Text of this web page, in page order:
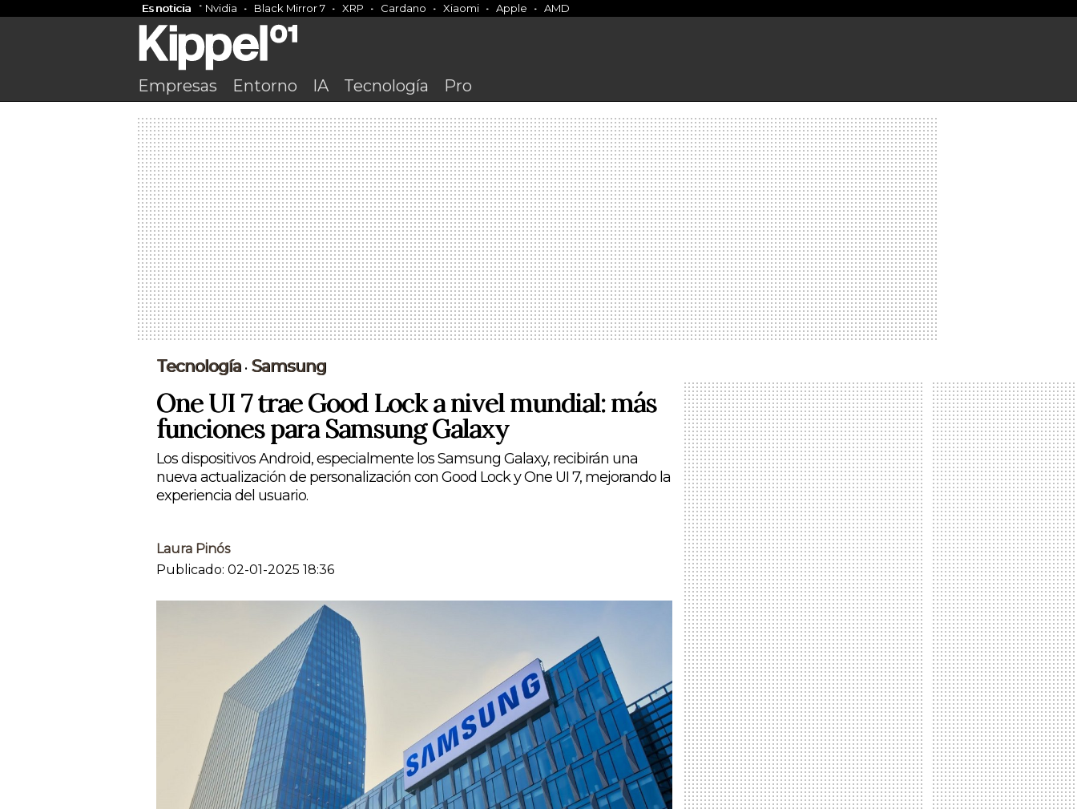
Es noticia Nvidia Black Mirror 7 XRP Cardano Xiaomi Apple AMD
Empresas Entorno IA Tecnología Pro
Tecnología • Samsung
One UI 7 trae Good Lock a nivel mundial: más
funciones para Samsung Galaxy
Los dispositivos Android, especialmente los Samsung Galaxy, recibirán una
nueva actualización de personalización con Good Lock y One UI 7, mejorando la
experiencia del usuario.
Laura Pinós
Publicado: 02-01-2025 18:36